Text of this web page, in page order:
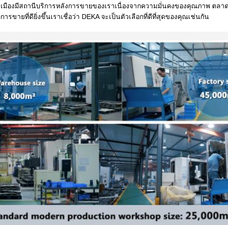
มืองมีสถานีบริการหลังการขายของเราเนื่องจากความมั่นคงของคุณภาพ ตล
ารขายที่ดียิ่งขึ้นเราเชื่อว่า DEKA จะเป็นตัวเลือกที่ดีที่สุดของคุณเช่นกัน